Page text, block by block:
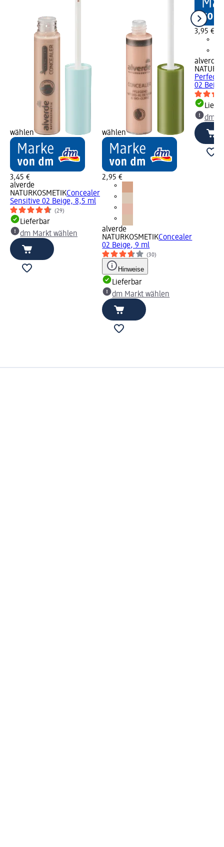
wählen
3,45 €
alverde
NATURKOSMETIKConcealer
Sensitive 02 Beige, 8,5 ml
(29)
Lieferbar
dm Markt wählen
wählen
2,95 €
alverde
NATURKOSMETIKConcealer
02 Beige, 9 ml
(30)
Hinweise
Lieferbar
dm Markt wählen
3,95 €
alverde
Perfect
02
dm